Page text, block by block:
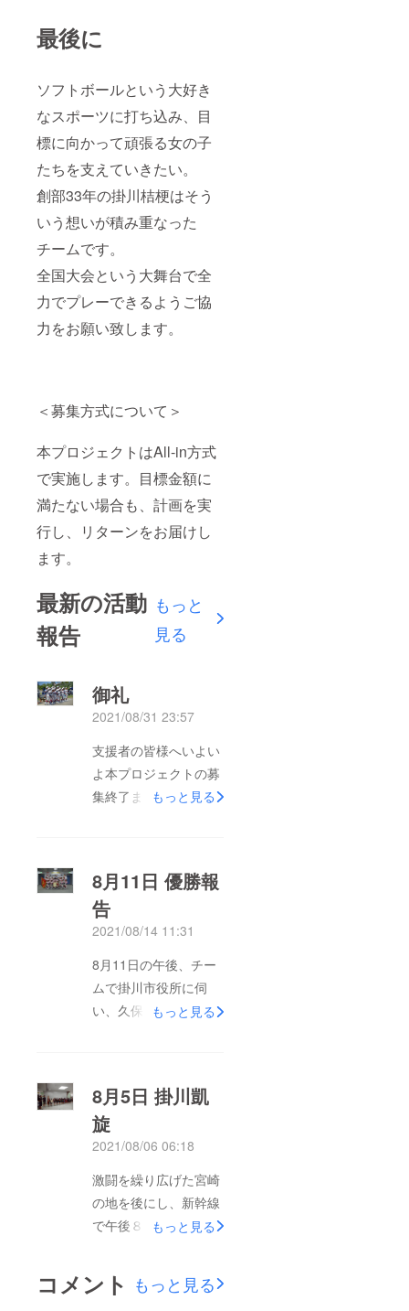
最後に
ソフトボールという大好き
なスポーツに打ち込み、目
標に向かって頑張る女の子
たちを支えていきたい。
創部33年の掛川桔梗はそう
いう想いが積み重なった
チームです。
全国大会という大舞台で全
力でプレーできるようご協
力をお願い致します。
＜募集方式について＞
本プロジェクトはAll-in方式
で実施します。目標金額に
満たない場合も、計画を実
行し、リターンをお届けし
ます。
最新の活動
報告
もっと
見る
御礼
2021/08/31 23:57
支援者の皆様へいよい
よ本プロジェクトの募
集終了まであと僅かと
上げ当初目標としてい
た春夏優勝の全国制覇
も果たすことができま
した。これもひとえ
に、２３名の皆様から
のご支援をいただいた
からこそ、ここに改め
し、五年生以下を中心
としたチームでのス
タートを切ろうとして
緊急事態宣言が発令さ
れ、チームとしての活
動も大きく制限されて
全国大会での経験は、
子供たちには非常良い
もっと見る
8月11日 優勝報
告
2021/08/14 11:31
8月11日の午後、チー
ムで掛川市役所に伺
い、久保田市長に優勝
り、なんとなく安心感
と充実感が溢れたチー
ムの姿に、一回り大き
くなった印象です。忙
しい中、こうした優勝
報告の場を準備いただ
いた市長や掛川市役所
様に感謝したいと思い
もっと見る
8月5日 掛川凱
旋
2021/08/06 06:18
激闘を繰り広げた宮崎
の地を後にし、新幹線
で午後８時頃、掛川駅
川駅では、関係者の方
など多数の歓迎を受け
もっと見る
コメント もっと見る